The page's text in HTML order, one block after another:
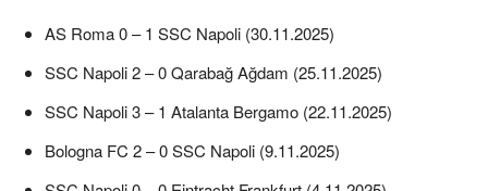
AS Roma 0 – 1 SSC Napoli (30.11.2025)
SSC Napoli 2 – 0 Qarabağ Ağdam (25.11.2025)
SSC Napoli 3 – 1 Atalanta Bergamo (22.11.2025)
Bologna FC 2 – 0 SSC Napoli (9.11.2025)